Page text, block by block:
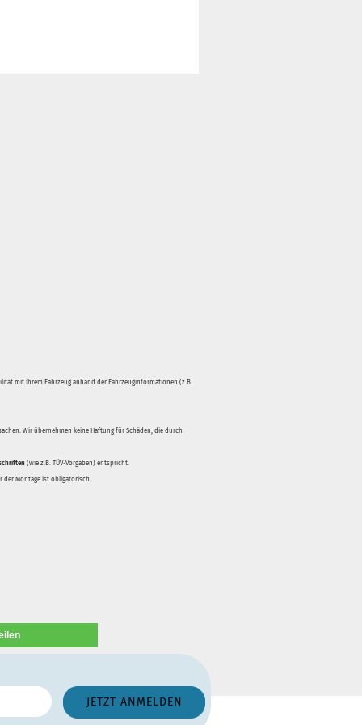
mit Ihrem Fahrzeug anhand der Fahrzeuginformationen (z.B.
Wir übernehmen keine Haftung für Schäden, die durch
(wie z.B. TÜV-Vorgaben) entspricht.
der Montage ist obligatorisch.